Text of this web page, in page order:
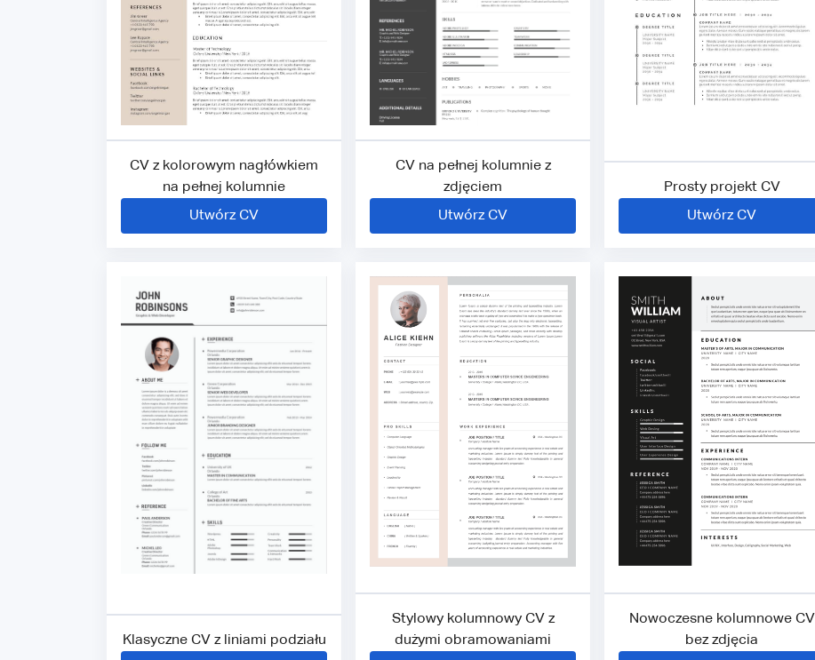
CV z kolorowym nagłówkiem
na pełnej kolumnie
Utwórz CV
CV na pełnej kolumnie z
zdjęciem
Utwórz CV
Prosty projekt CV
Utwórz CV
Klasyczne CV z liniami podziału
Stylowy kolumnowy CV z
dużymi obramowaniami
Nowoczesne kolumnowe CV
bez zdjęcia